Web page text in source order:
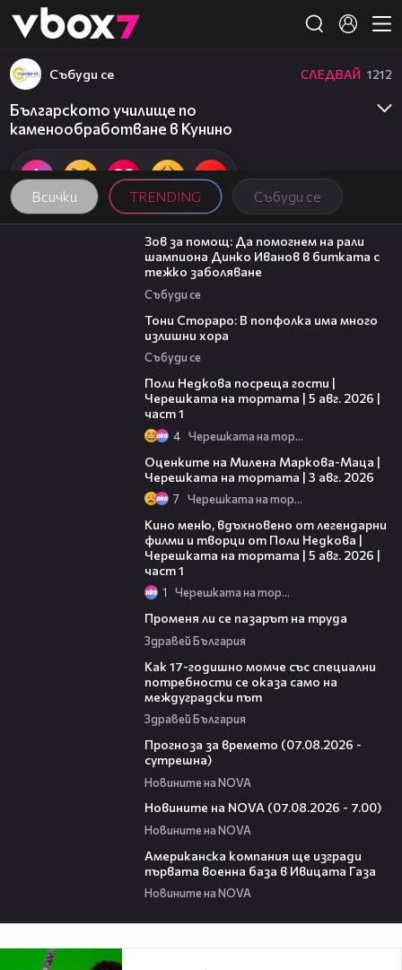
👾
Всички TRENDING Събуди се
Събуди се СЛЕДВАЙ 1212
Българското училище по
каменообработване в Кунино
03:29
Зов за помощ: Да помогнем на рали
шампиона Динко Иванов в битката с
тежко заболяване
Събуди се
Тони Стораро: В попфолка има много
излишни хора
Събуди се
Поли Недкова посреща гости |
Черешката на тортата | 5 авг. 2026 |
част 1
4 Черешката на тортата
Оценките на Милена Маркова-Маца |
Черешката на тортата | 3 авг. 2026
7 Черешката на тортата
Кино меню, вдъхновено от легендарни
филми и творци от Поли Недкова |
Черешката на тортата | 5 авг. 2026 |
част 1
1 Черешката на тортата
Променя ли се пазарът на труда
Здравей България
Как 17-годишно момче със специални
потребности се оказа само на
междуградски път
Здравей България
Прогноза за времето (07.08.2026 -
сутрешна)
Новините на NOVA
Новините на NOVA (07.08.2026 - 7.00)
Новините на NOVA
Американска компания ще изгради
първата военна база в Ивицата Газа
Новините на NOVA